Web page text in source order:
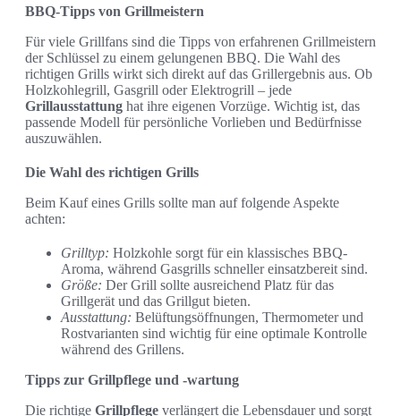
BBQ-Tipps von Grillmeistern
Für viele Grillfans sind die Tipps von erfahrenen Grillmeistern
der Schlüssel zu einem gelungenen BBQ. Die Wahl des
richtigen Grills wirkt sich direkt auf das Grillergebnis aus. Ob
Holzkohlegrill, Gasgrill oder Elektrogrill – jede
Grillausstattung hat ihre eigenen Vorzüge. Wichtig ist, das
passende Modell für persönliche Vorlieben und Bedürfnisse
auszuwählen.
Die Wahl des richtigen Grills
Beim Kauf eines Grills sollte man auf folgende Aspekte
achten:
Grilltyp: Holzkohle sorgt für ein klassisches BBQ-
Aroma, während Gasgrills schneller einsatzbereit sind.
Größe: Der Grill sollte ausreichend Platz für das
Grillgerät und das Grillgut bieten.
Ausstattung: Belüftungsöffnungen, Thermometer und
Rostvarianten sind wichtig für eine optimale Kontrolle
während des Grillens.
Tipps zur Grillpflege und -wartung
Die richtige Grillpflege verlängert die Lebensdauer und sorgt